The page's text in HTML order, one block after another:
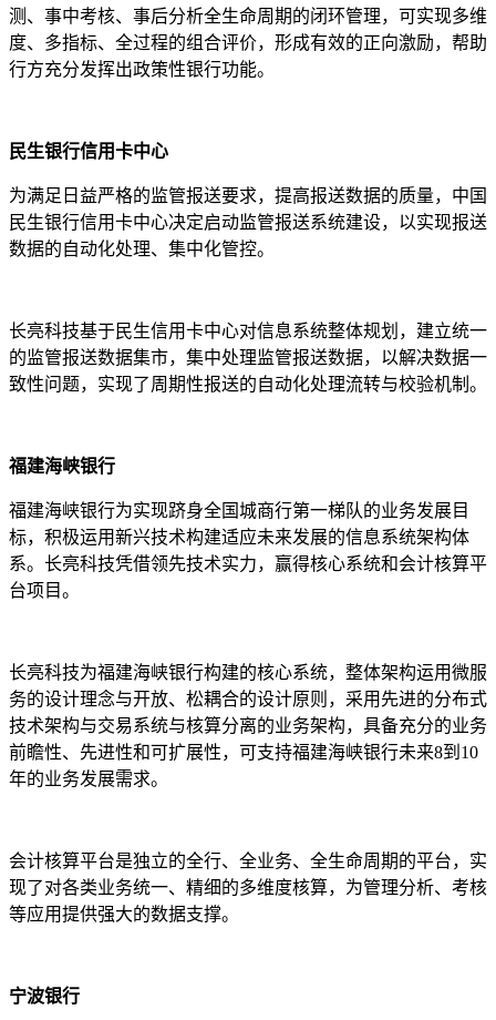
测、事中考核、事后分析全生命周期的闭环管理，可实现多维
度、多指标、全过程的组合评价，形成有效的正向激励，帮助
行方充分发挥出政策性银行功能。
民生银行信用卡中心
为满足日益严格的监管报送要求，提高报送数据的质量，中国
民生银行信用卡中心决定启动监管报送系统建设，以实现报送
数据的自动化处理、集中化管控。
长亮科技基于民生信用卡中心对信息系统整体规划，建立统一
的监管报送数据集市，集中处理监管报送数据，以解决数据一
致性问题，实现了周期性报送的自动化处理流转与校验机制。
福建海峡银行
福建海峡银行为实现跻身全国城商行第一梯队的业务发展目
标，积极运用新兴技术构建适应未来发展的信息系统架构体
系。长亮科技凭借领先技术实力，赢得核心系统和会计核算平
台项目。
长亮科技为福建海峡银行构建的核心系统，整体架构运用微服
务的设计理念与开放、松耦合的设计原则，采用先进的分布式
技术架构与交易系统与核算分离的业务架构，具备充分的业务
前瞻性、先进性和可扩展性，可支持福建海峡银行未来8到10
年的业务发展需求。
会计核算平台是独立的全行、全业务、全生命周期的平台，实
现了对各类业务统一、精细的多维度核算，为管理分析、考核
等应用提供强大的数据支撑。
宁波银行